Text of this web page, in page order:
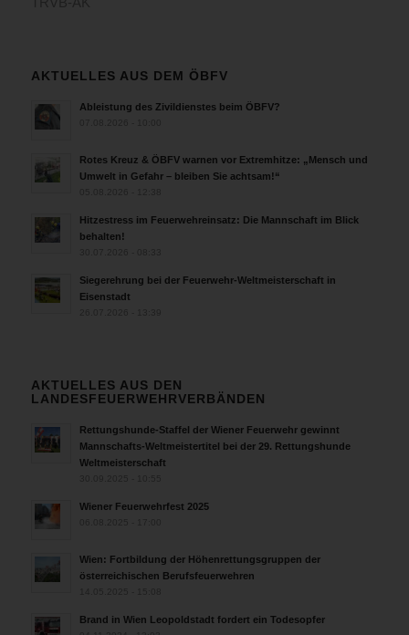
AKTUELLES AUS DEM ÖBFV
Ableistung des Zivildienstes beim ÖBFV?
Rotes Kreuz & ÖBFV warnen vor Extremhitze: „Mensch und
Umwelt in Gefahr – bleiben Sie achtsam!“
Hitzestress im Feuerwehreinsatz: Die Mannschaft im Blick
behalten!
Siegerehrung bei der Feuerwehr-Weltmeisterschaft in
Eisenstadt
AKTUELLES AUS DEN
LANDESFEUERWEHRVERBÄNDEN
Rettungshunde-Staffel der Wiener Feuerwehr gewinnt
Mannschafts-Weltmeistertitel bei der 29. Rettungshunde
Weltmeisterschaft
Wiener Feuerwehrfest 2025
Wien: Fortbildung der Höhenrettungsgruppen der
österreichischen Berufsfeuerwehren
Brand in Wien Leopoldstadt fordert ein Todesopfer